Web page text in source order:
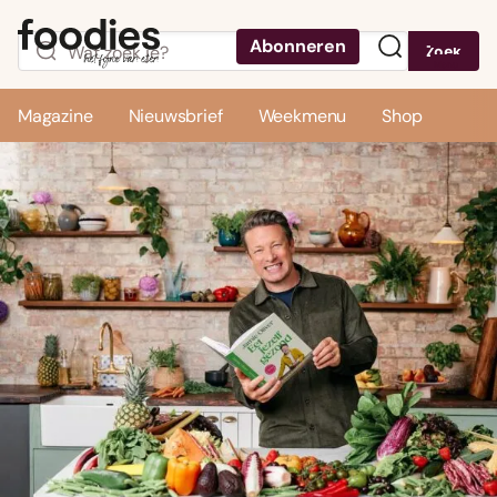
Abonneren Zoek
Magazine Nieuwsbrief Weekmenu Shop